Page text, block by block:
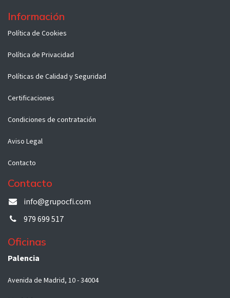
Información
Políti​ca d​e Co​okies
Política de Privacidad
Políticas de Calidad y Seguridad
Certificaciones
Condiciones de contratación
Aviso Legal
Contacto
Contacto
info@grupocfi.com
979 699 517
Oficinas
Palencia
Avenida de Madrid, 10 - 34004